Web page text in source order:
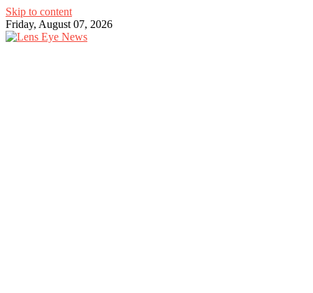
Skip to content
Friday, August 07, 2026